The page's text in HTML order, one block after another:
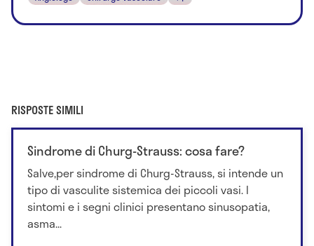
RISPOSTE SIMILI
Sindrome di Churg-Strauss: cosa fare?
Salve,per sindrome di Churg-Strauss, si intende un
tipo di vasculite sistemica dei piccoli vasi. I
sintomi e i segni clinici presentano sinusopatia,
asma...